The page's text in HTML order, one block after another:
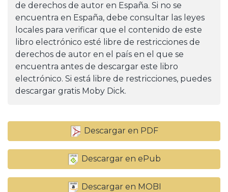
de derechos de autor en España. Si no se
encuentra en España, debe consultar las leyes
locales para verificar que el contenido de este
libro electrónico esté libre de restricciones de
derechos de autor en el país en el que se
encuentra antes de descargar este libro
electrónico. Si está libre de restricciones, puedes
descargar gratis Moby Dick.
Descargar en PDF
Descargar en ePub
Descargar en MOBI